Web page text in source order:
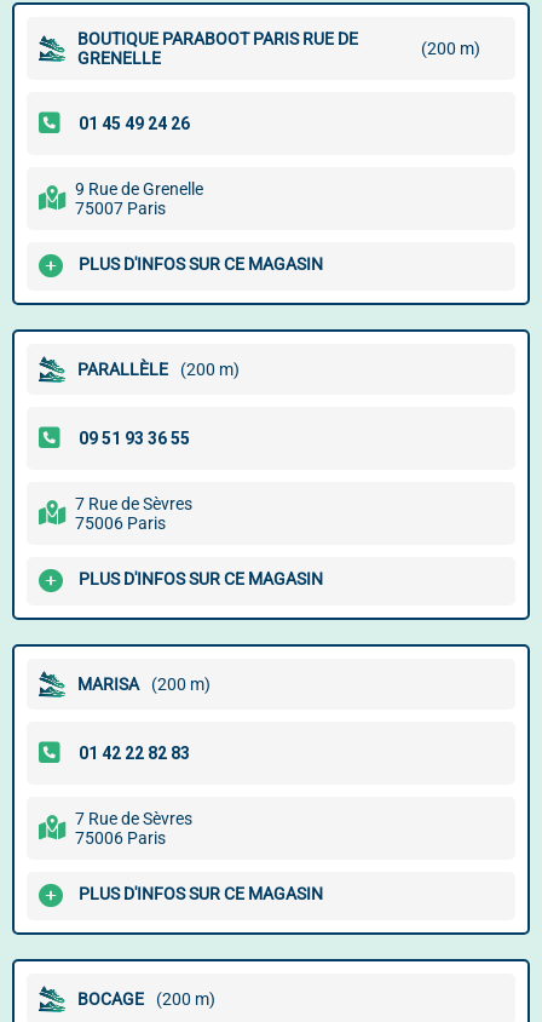
BOUTIQUE PARABOOT PARIS RUE DE
GRENELLE
(200 m)
9 Rue de Grenelle
75007 Paris
PLUS D'INFOS SUR CE MAGASIN
PARALLÈLE (200 m)
7 Rue de Sèvres
75006 Paris
PLUS D'INFOS SUR CE MAGASIN
MARISA (200 m)
7 Rue de Sèvres
75006 Paris
PLUS D'INFOS SUR CE MAGASIN
BOCAGE (200 m)